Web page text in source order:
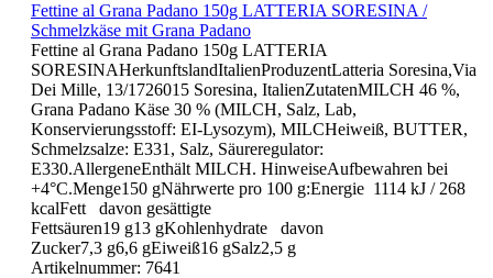
Fettine al Grana Padano 150g LATTERIA SORESINA /
Schmelzkäse mit Grana Padano
Fettine al Grana Padano 150g LATTERIA
SORESINAHerkunftslandItalienProduzentLatteria Soresina,Via
Dei Mille, 13/1726015 Soresina, ItalienZutatenMILCH 46 %,
Grana Padano Käse 30 % (MILCH, Salz, Lab,
Konservierungsstoff: EI-Lysozym), MILCHeiweiß, BUTTER,
Schmelzsalze: E331, Salz, Säureregulator:
E330.AllergeneEnthält MILCH. HinweiseAufbewahren bei
+4°C.Menge150 gNährwerte pro 100 g:Energie 1114 kJ / 268
kcalFett davon gesättigte
Fettsäuren19 g13 gKohlenhydrate davon
Zucker7,3 g6,6 gEiweiß16 gSalz2,5 g
Artikelnummer: 7641